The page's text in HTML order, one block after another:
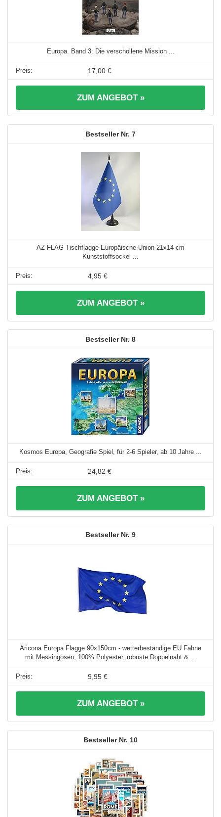
Europa. Band 3: Die verschollene Mission ...
17,00 €
ZUM ANGEBOT »
7
AZ FLAG Tischflagge Europäische Union 21x14 cm
Kunststoffsockel ...
4,95 €
ZUM ANGEBOT »
8
Kosmos Europa, Geografie Spiel, für 2-6 Spieler, ab 10 Jahre ...
24,82 €
ZUM ANGEBOT »
9
Aricona Europa Flagge 90x150cm - wetterbeständige EU Fahne
mit Messingösen, 100% Polyester, robuste Doppelnaht & ...
9,95 €
ZUM ANGEBOT »
10